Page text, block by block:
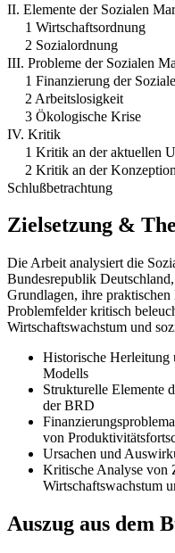
II. Elemente der Sozialen
1 Wirtschaftsordnung
2 Sozialordnung
III. Probleme der Sozialen
1 Finanzierung der
2 Arbeitslosigkeit
3 Ökologische Krise
IV. Kritik
1 Kritik an der aktuellen
2 Kritik an der
Schlußbetrachtung
Zielsetzung &
Die Arbeit analysiert die
Bundesrepublik
Grundlagen, ihre
Problemfelder kritisch
Wirtschaftswachstum und
Historische Herleitung
Modells
Strukturelle Elemente
der BRD
von
Ursachen und
Kritische Analyse von
Wirtschaftswachstum
Auszug aus dem